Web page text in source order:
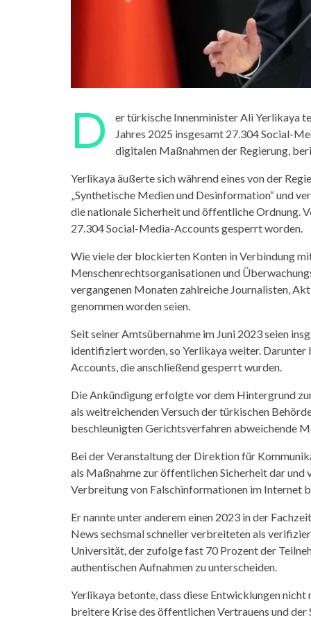
D
er türkische Innenminister Ali Yerlikaya
Jahres 2025 insgesamt 27.304 Social-
digitalen Maßnahmen der Regierung,
Yerlikaya äußerte sich während eines von der
„Synthetische Medien und Desinformation“ und
die nationale Sicherheit und öffentliche Ordnung.
27.304 Social-Media-Accounts gesperrt worden.
Wie viele der blockierten Konten in Verbindung
Menschenrechtsorganisationen und
vergangenen Monaten zahlreiche Journalisten,
genommen worden seien.
Seit seiner Amtsübernahme im Juni 2023 seien
identifiziert worden, so Yerlikaya weiter.
Accounts, die anschließend gesperrt wurden.
Die Ankündigung erfolgte vor dem Hintergrund
als weitreichenden Versuch der türkischen
beschleunigten Gerichtsverfahren abweichende
Bei der Veranstaltung der Direktion für
als Maßnahme zur öffentlichen Sicherheit dar und
Verbreitung von Falschinformationen im Internet
Er nannte unter anderem einen 2023 in der
News sechsmal schneller verbreiteten als
Universität, der zufolge fast 70 Prozent der
authentischen Aufnahmen zu unterscheiden.
Yerlikaya betonte, dass diese Entwicklungen
breitere Krise des öffentlichen Vertrauens und der